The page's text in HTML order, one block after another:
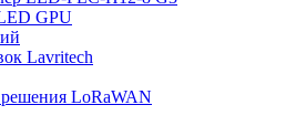
GPU
Lavritech
LoRaWAN